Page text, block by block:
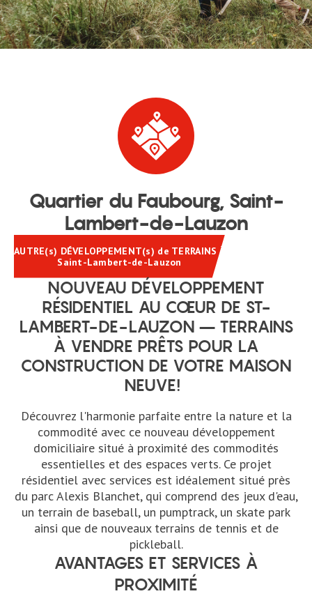
Quartier du Faubourg, Saint-
Lambert-de-Lauzon
AUTRE(s) DÉVELOPPEMENT(s) de TERRAINS À
Saint-Lambert-de-Lauzon
NOUVEAU DÉVELOPPEMENT
RÉSIDENTIEL AU CŒUR DE ST-
LAMBERT-DE-LAUZON – TERRAINS
À VENDRE PRÊTS POUR LA
CONSTRUCTION DE VOTRE MAISON
NEUVE!
Découvrez l'harmonie parfaite entre la nature et la
commodité avec ce nouveau développement
domiciliaire situé à proximité des commodités
essentielles et des espaces verts. Ce projet
résidentiel avec services est idéalement situé près
du parc Alexis Blanchet, qui comprend des jeux d'eau,
un terrain de baseball, un pumptrack, un skate park
ainsi que de nouveaux terrains de tennis et de
pickleball.
AVANTAGES ET SERVICES À
PROXIMITÉ